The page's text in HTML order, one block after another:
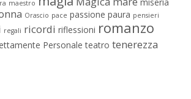
maestro
miseria
Orascio pace passione paura pensieri
regali ricordi riflessioni romanzo
Personale teatro tenerezza